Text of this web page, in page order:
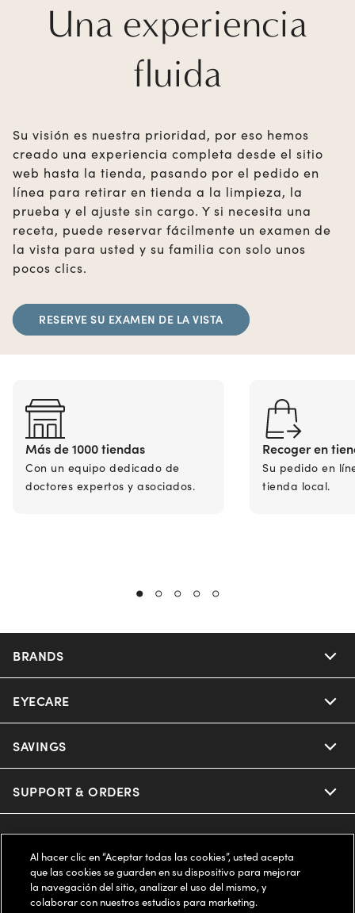
Una experiencia
fluida
Su visión es nuestra prioridad, por eso hemos
creado una experiencia completa desde el sitio
web hasta la tienda, pasando por el pedido en
línea para retirar en tienda a la limpieza, la
prueba y el ajuste sin cargo. Y si necesita una
receta, puede reservar fácilmente un examen de
la vista para usted y su familia con solo unos
pocos clics.
RESERVE SU EXAMEN DE LA VISTA
Más de 1000 tiendas
Con un equipo dedicado de
doctores expertos y asociados.
Recoger en
Su pedido en
tienda local.
BRANDS
Nuance Audio
Ray-Ban
Oakley
Oakley Meta
Miu Miu
EYECARE
Our Eyeglasses
Our Sunglasses
Our Contact Lenses
Ray-Ban | Meta
SAVINGS
Offers & Discount
Insurance
FSA & HSA
SUPPORT & ORDERS
Help Center
Online Order Status
LEGAL
Privacy Policy
COMPANY INFO
Al hacer clic en “Aceptar todas las cookies”, usted acepta
que las cookies se guarden en su dispositivo para mejorar
la navegación del sitio, analizar el uso del mismo, y
colaborar con nuestros estudios para marketing.